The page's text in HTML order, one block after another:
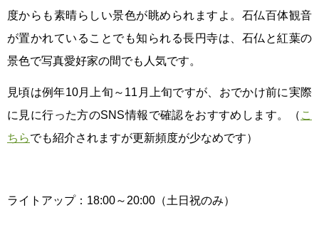
度からも素晴らしい景色が眺められますよ。石仏百体観音
が置かれていることでも知られる長円寺は、石仏と紅葉の
景色で写真愛好家の間でも人気です。
見頃は例年10月上旬～11月上旬ですが、おでかけ前に実際
に見に行った方のSNS情報で確認をおすすめします。（ こ
ちらでも紹介されますが更新頻度が少なめです）
ライトアップ：18:00～20:00（土日祝のみ）